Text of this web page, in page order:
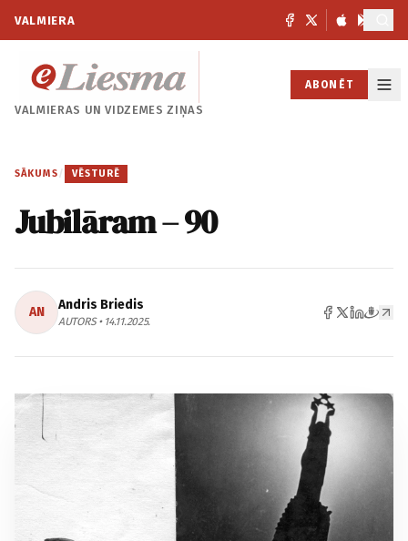
VALMIERA
VALMIERAS UNVIDZEMES ZIŅAS
ABONĒT
SĀKUMS / VĒSTURĒ
Jubilāram – 90
AN Andris Briedis
AUTORS • 14.11.2025.